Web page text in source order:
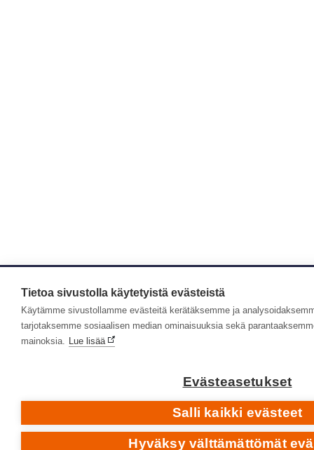
Tietoa sivustolla käytetyistä evästeistä
Käytämme sivustollamme evästeitä kerätäksemme ja
tarjotaksemme sosiaalisen median ominaisuuksia sekä
mainoksia. Lue lisää
Evästeasetukset
Salli kaikki evästeet
Hyväksy välttämättömät